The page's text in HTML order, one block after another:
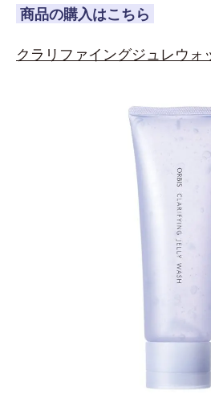
商品の購入はこちら
クラリファイングジュレウォ